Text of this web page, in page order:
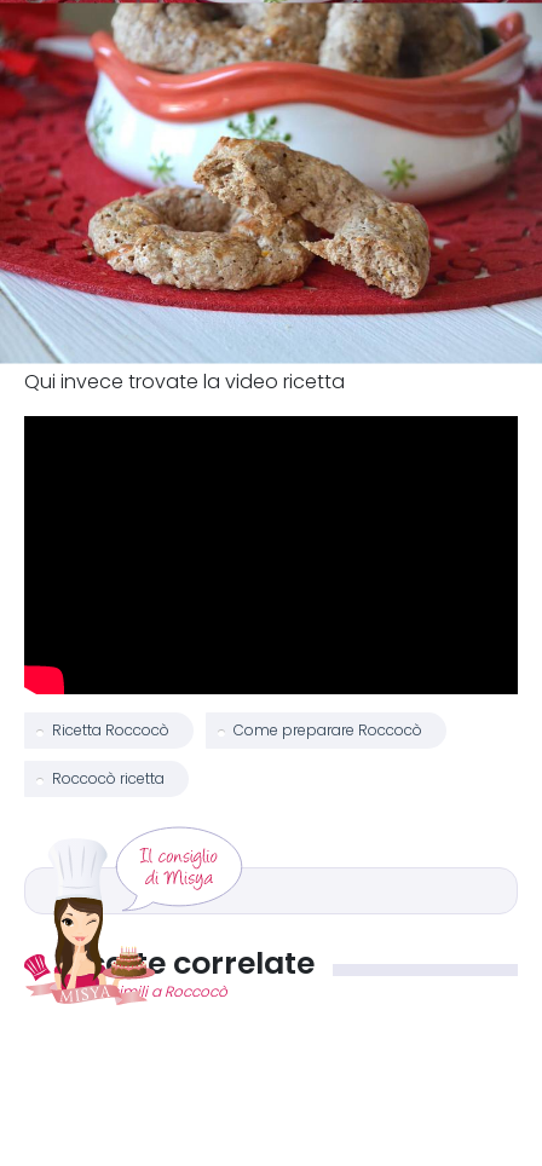
Qui invece trovate la video ricetta
Ricetta Roccocò Come preparare Roccocò
Roccocò ricetta
Ricette correlate
Ricette simili a Roccocò